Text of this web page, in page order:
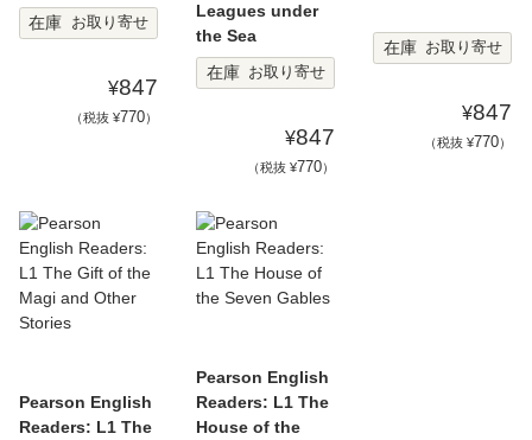
在庫 お取り寄せ
¥847
（税抜 ¥770）
Leagues under
the Sea
在庫
お取り寄せ
¥847
（税抜 ¥770）
在庫 お取り寄せ
¥847
（税抜 ¥770）
Pearson English
Readers: L1 The
Pearson English
Readers: L1 The
House of the